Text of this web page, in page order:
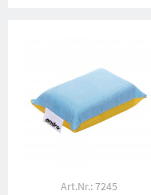
Art.Nr.: 7245